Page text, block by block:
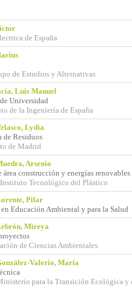
de España
de Estudios y Alternativas
Luis Manuel
Universidad
de la Ingeniería de España
Lydia
de Residuos
de Madrid
Arsenio
área construcción y energías renovables
Tecnológico del Plástico
Pilar
Educación Ambiental y para la Salud
Mireya
de Ciencias Ambientales
Valerio, María
para la Transición Ecológica y